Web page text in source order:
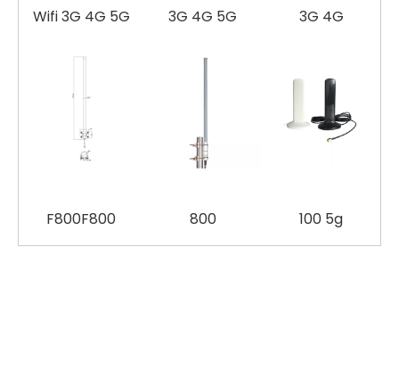
Wifi 3G 4G 5G 3G 4G 5G 3G 4G
F800F800 800 100 5g